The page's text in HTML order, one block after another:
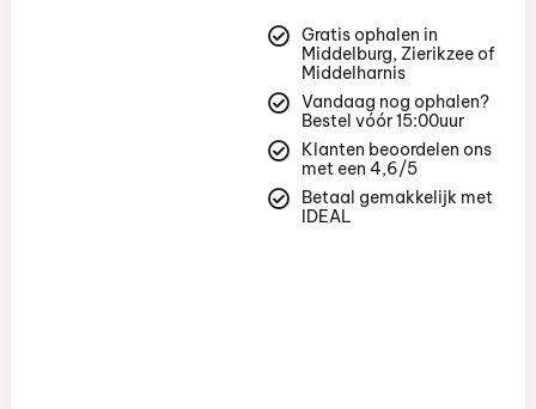
Gratis ophalen in
Middelburg, Zierikzee of
Middelharnis
Vandaag nog ophalen?
Bestel vóór 15:00uur
Klanten beoordelen ons
met een 4,6/5
Betaal gemakkelijk met
IDEAL